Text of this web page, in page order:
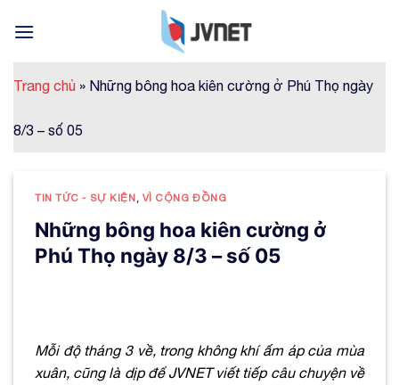
Trang chủ » Những bông hoa kiên cường ở Phú Thọ ngày
8/3 – số 05
TIN TỨC - SỰ KIỆN VÌ CỘNG ĐỒNG
Những bông hoa kiên cường ở
Phú Thọ ngày 8/3 – số 05
Mỗi độ tháng 3 về, trong không khí ấm áp của mùa
xuân, cũng là dịp để JVNET viết tiếp câu chuyện về